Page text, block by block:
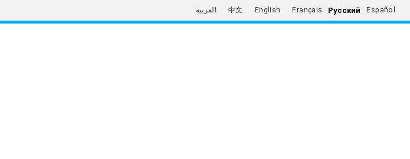
العربية 中文 English Français Русский Español